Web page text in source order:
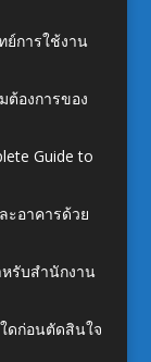
ย์การใช้งาน
องการของ
Guide to
ะอาคารด้วย
รับสำนักงาน
ดก่อนตัดสินใจ